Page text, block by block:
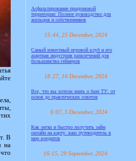
В
на
Асфальтирование придомовой
территории: Полное руководство для
жильцов и собственников
15:44, 25 December, 2024
Самый известный игровой клуб и его
азартная индустрия развлечений для
большинства геймеров
18:27, 16 December, 2024
Все, что вы хотели знать о базе ТУ: от
основ до практических советов
6:07, 5 December, 2024
Как легко и быстро получить займ
онлайн на карту: ваш путеводитель в
мир кредитов
16:15, 29 September, 2024